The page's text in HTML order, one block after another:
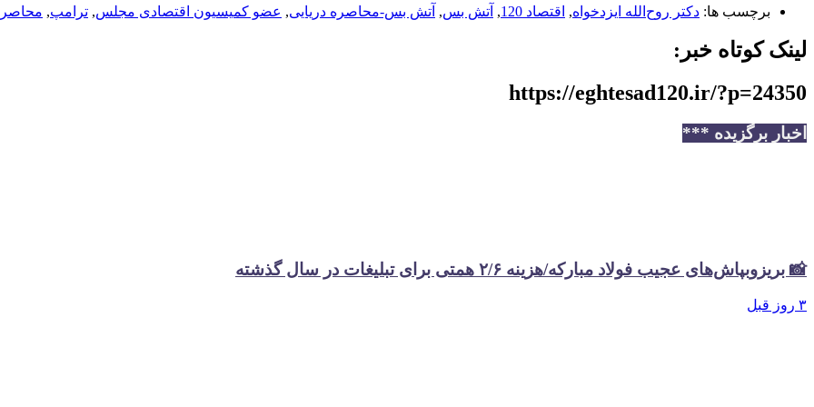
برچسب ها: دکتر روح‌الله ایزدخواه, اقتصاد 120 , آتش بس, آتش بس-محاصره دریایی, عضو کمیسیون اقتصادی مجلس, ترامپ,
لینک کوتاه خبر:
https://eghtesad120.ir/?p=24350
اخبار برگزیده ***
📸 بریزوبپاش‌های عجیب فولاد مبارکه/هزینه ۲/۶ همتی برای تبلیغات در سال گذشته
۳ روز قبل